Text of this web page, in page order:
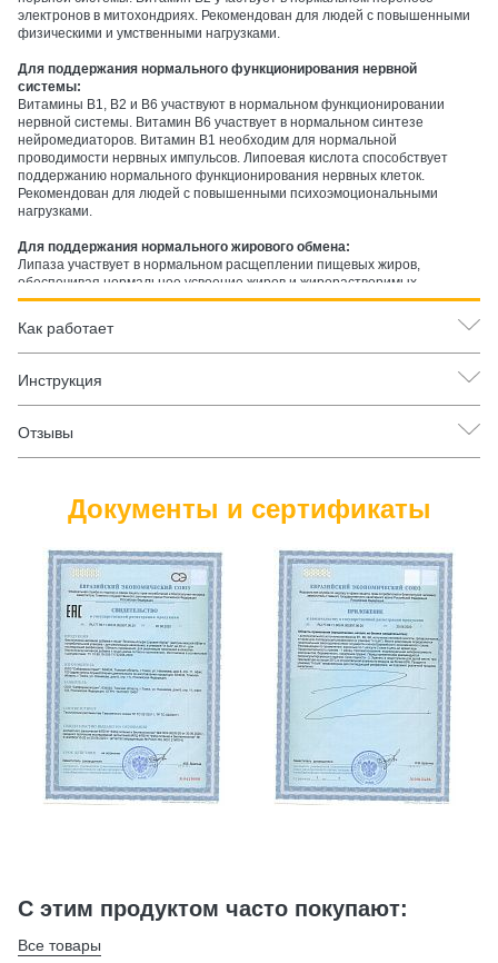
электронов в митохондриях. Рекомендован для людей с повышенными
физическими и умственными нагрузками.
Для поддержания нормального функционирования нервной
системы:
Витамины B1, B2 и B6 участвуют в нормальном функционировании
нервной системы. Витамин B6 участвует в нормальном синтезе
нейромедиаторов. Витамин B1 необходим для нормальной
проводимости нервных импульсов. Липоевая кислота способствует
поддержанию нормального функционирования нервных клеток.
Рекомендован для людей с повышенными психоэмоциональными
нагрузками.
Для поддержания нормального жирового обмена:
Липаза участвует в нормальном расщеплении пищевых жиров,
обеспечивая нормальное усвоение жиров и жирорастворимых
витаминов. Липоевая кислота участвует в нормальном обмене жирных
кислот. Рекомендован для людей, уделяющих внимание нормальному
липидному обмену.
Как работает
Инструкция
Отзывы
Документы и сертификаты
С этим продуктом часто покупают:
Все товары